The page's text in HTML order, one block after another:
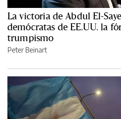
La victoria de Abdul El-
demócratas de EE.UU. la
trumpismo
Peter Beinart